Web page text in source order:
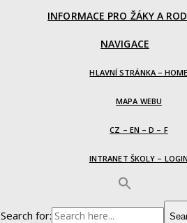
INFORMACE PRO ŽÁKY A
NAVIGACE
HLAVNÍ STRÁNKA – HOME
MAPA WEBU
CZ – EN – D – F
INTRANET ŠKOLY – LOGIN
Search for: